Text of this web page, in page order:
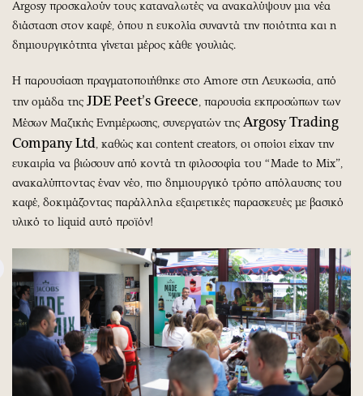
Argosy προσκαλούν τους καταναλωτές να ανακαλύψουν μια νέα
διάσταση στον καφέ, όπου η ευκολία συναντά την ποιότητα και η
δημιουργικότητα γίνεται μέρος κάθε γουλιάς.
Η παρουσίαση πραγματοποιήθηκε στο Amore στη Λευκωσία, από
την ομάδα της JDE Peet’s Greece, παρουσία εκπροσώπων των
Μέσων Μαζικής Ενημέρωσης, συνεργατών της Argosy Trading
Company Ltd, καθώς και content creators, οι οποίοι είχαν την
ευκαιρία να βιώσουν από κοντά τη φιλοσοφία του “Made to Mix”,
ανακαλύπτοντας έναν νέο, πιο δημιουργικό τρόπο απόλαυσης του
καφέ, δοκιμάζοντας παράλληλα εξαιρετικές παρασκευές με βασικό
υλικό το liquid αυτό προϊόν!